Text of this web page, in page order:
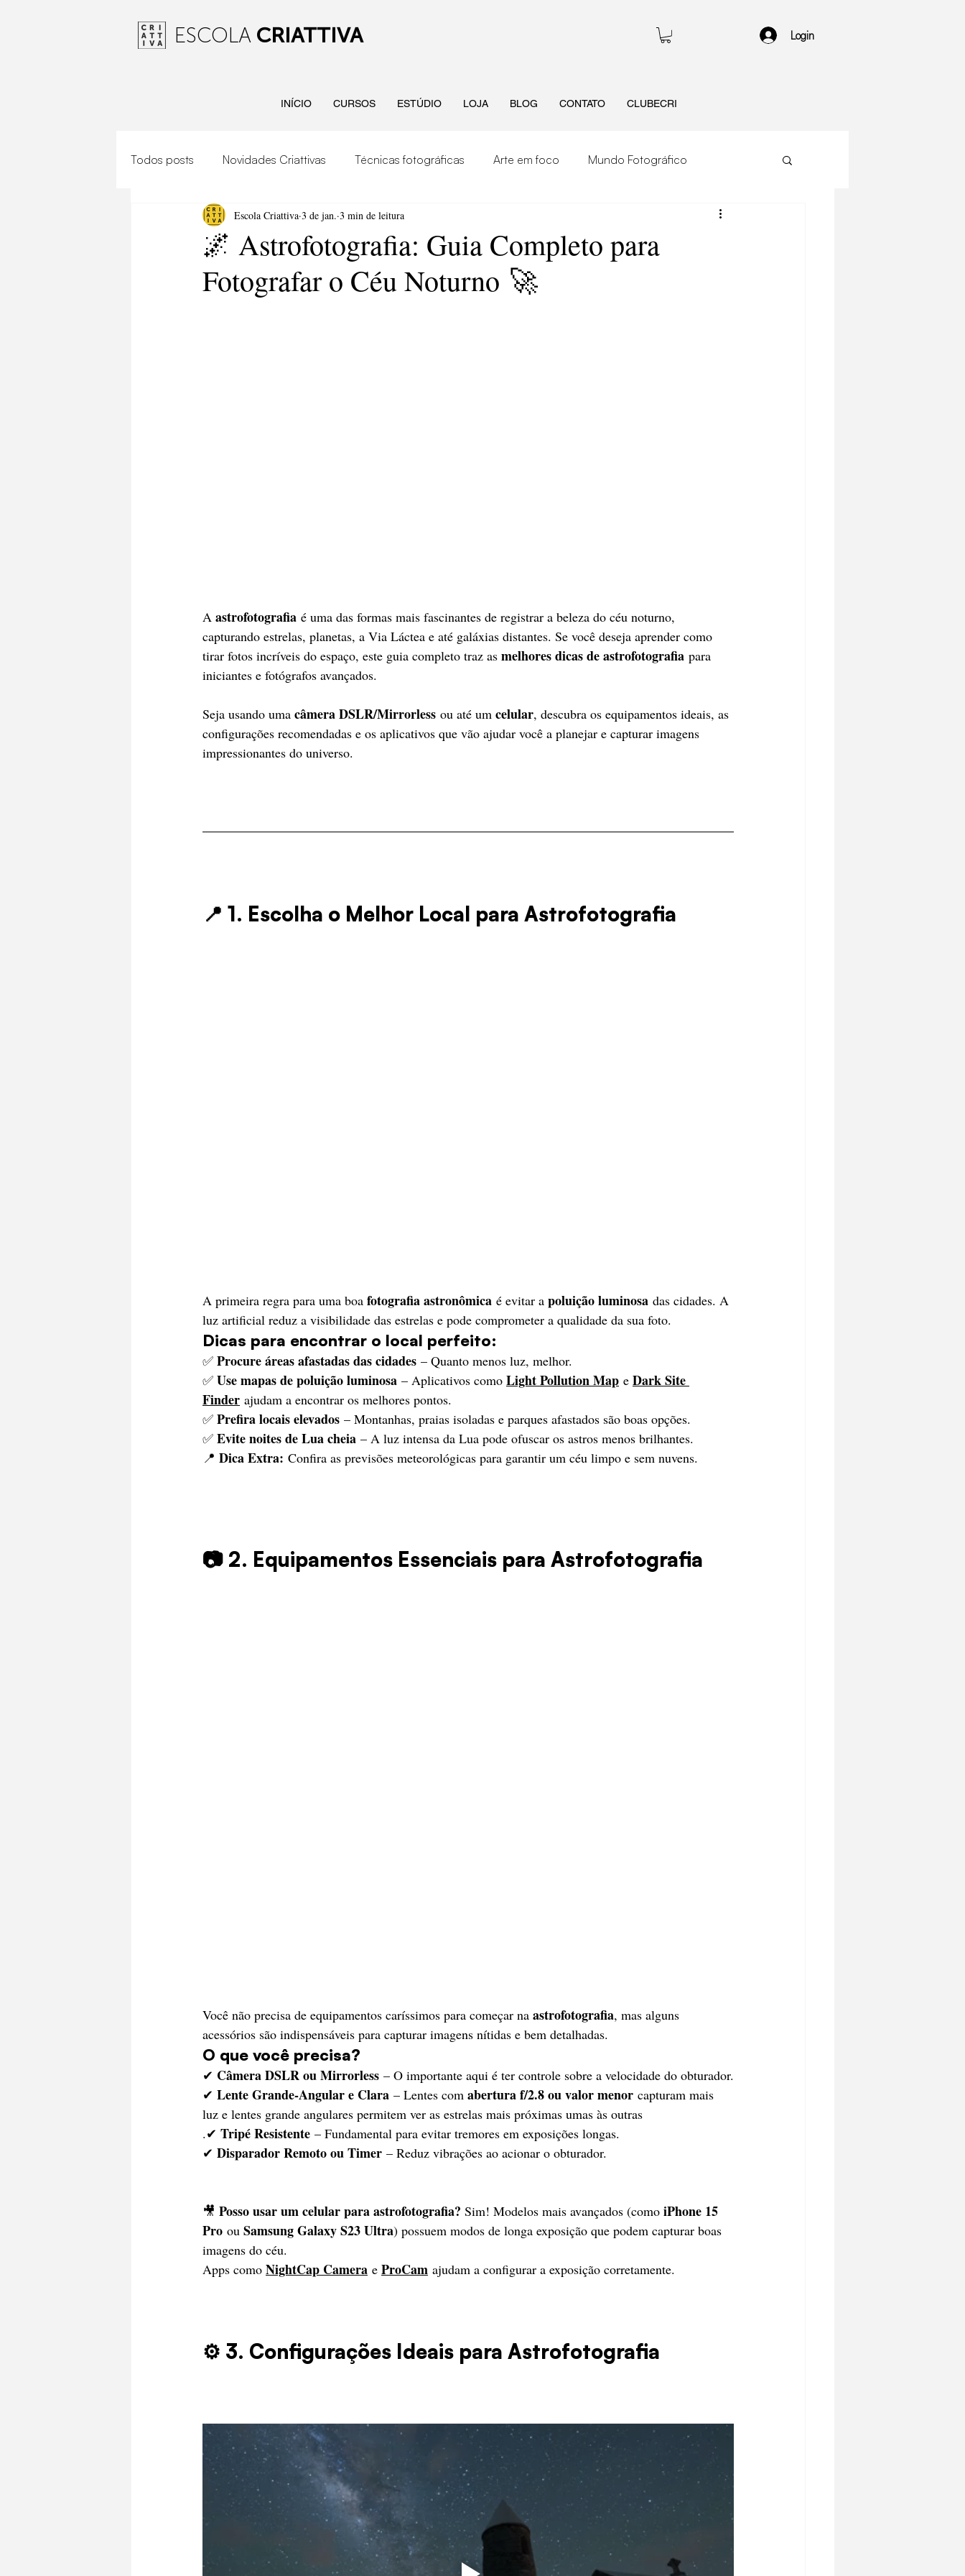
ESCOLA CRIATTIVA Login
INÍCIO CURSOS ESTÚDIO LOJA BLOG CONTATO CLUBECRI
Todos posts Novidades Criattivas Técnicas fotográficas Arte em foco Mundo Fotográfico
Gambiarra produções Fotografia como negócio
🌌 Astrofotografia: Guia Completo para
Fotografar o Céu Noturno 🚀
Escola Criattiva 3 de jan. 3 min de leitura
A astrofotografia é uma das formas mais fascinantes de registrar a beleza do céu noturno,
capturando estrelas, planetas, a Via Láctea e até galáxias distantes. Se você deseja aprender como
tirar fotos incríveis do espaço, este guia completo traz as melhores dicas de astrofotografia para
iniciantes e fotógrafos avançados.
Seja usando uma câmera DSLR/Mirrorless ou até um celular, descubra os equipamentos ideais, as
configurações recomendadas e os aplicativos que vão ajudar você a planejar e capturar imagens
impressionantes do universo.
📍 1. Escolha o Melhor Local para Astrofotografia
A primeira regra para uma boa fotografia astronômica é evitar a poluição luminosa das cidades. A
luz artificial reduz a visibilidade das estrelas e pode comprometer a qualidade da sua foto.
Dicas para encontrar o local perfeito:
✅ Procure áreas afastadas das cidades – Quanto menos luz, melhor.
✅ Use mapas de poluição luminosa – Aplicativos como Light Pollution Map e Dark Site
Finder ajudam a encontrar os melhores pontos.
✅ Prefira locais elevados – Montanhas, praias isoladas e parques afastados são boas opções.
✅ Evite noites de Lua cheia – A luz intensa da Lua pode ofuscar os astros menos brilhantes.
📍 Dica Extra: Confira as previsões meteorológicas para garantir um céu limpo e sem nuvens.
📷 2. Equipamentos Essenciais para Astrofotografia
Você não precisa de equipamentos caríssimos para começar na astrofotografia, mas alguns
acessórios são indispensáveis para capturar imagens nítidas e bem detalhadas.
O que você precisa?
✔ Câmera DSLR ou Mirrorless – O importante aqui é ter controle sobre a velocidade do obturador.
✔ Lente Grande-Angular e Clara – Lentes com abertura f/2.8 ou valor menor capturam mais
luz e lentes grande angulares permitem ver as estrelas mais próximas umas às outras
.✔ Tripé Resistente – Fundamental para evitar tremores em exposições longas.
✔ Disparador Remoto ou Timer – Reduz vibrações ao acionar o obturador.
🎥 Posso usar um celular para astrofotografia? Sim! Modelos mais avançados (como iPhone 15
Pro ou Samsung Galaxy S23 Ultra) possuem modos de longa exposição que podem capturar boas
imagens do céu.
Apps como NightCap Camera e ProCam ajudam a configurar a exposição corretamente.
⚙️ 3. Configurações Ideais para Astrofotografia